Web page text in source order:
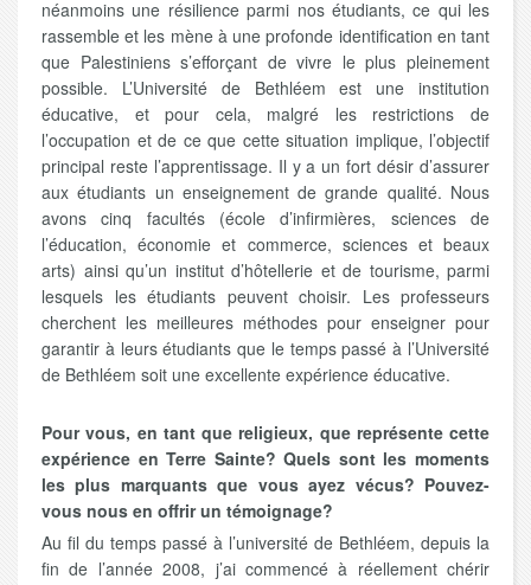
néanmoins une résilience parmi nos étudiants, ce qui les
rassemble et les mène à une profonde identification en tant
que Palestiniens s’efforçant de vivre le plus pleinement
possible. L’Université de Bethléem est une institution
éducative, et pour cela, malgré les restrictions de
l’occupation et de ce que cette situation implique, l’objectif
principal reste l’apprentissage. Il y a un fort désir d’assurer
aux étudiants un enseignement de grande qualité. Nous
avons cinq facultés (école d’infirmières, sciences de
l’éducation, économie et commerce, sciences et beaux
arts) ainsi qu’un institut d’hôtellerie et de tourisme, parmi
lesquels les étudiants peuvent choisir. Les professeurs
cherchent les meilleures méthodes pour enseigner pour
garantir à leurs étudiants que le temps passé à l’Université
de Bethléem soit une excellente expérience éducative.
Pour vous, en tant que religieux, que représente cette
expérience en Terre Sainte? Quels sont les moments
les plus marquants que vous ayez vécus? Pouvez-
vous nous en offrir un témoignage?
Au fil du temps passé à l’université de Bethléem, depuis la
fin de l’année 2008, j’ai commencé à réellement chérir